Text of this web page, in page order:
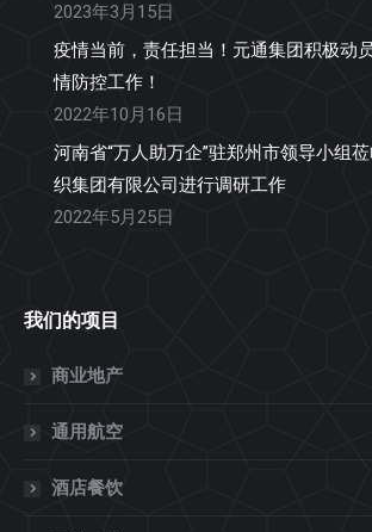
2023年3月15日
疫情当前，责任担当！元通集团积极动
情防控工作！
2022年10月16日
河南省“万人助万企”驻郑州市领导小组
织集团有限公司进行调研工作
2022年5月25日
我们的项目
商业地产
通用航空
酒店餐饮